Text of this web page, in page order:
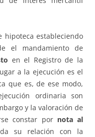
hipoteca estableciendo
el mandamiento de
en el Registro de la
a la ejecución es el
que es, de ese modo,
ordinaria son
y la valoración de
constar por nota al
su relación con la